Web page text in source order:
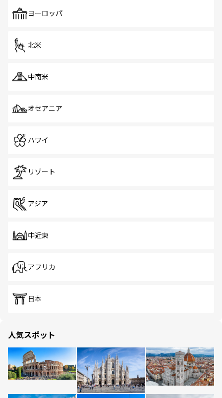
で、ホーカーズは地元の風情を楽しめる外せないスポット
ヨーロッパ
北米
中南米
オセアニア
ハワイ
リゾート
アジア
中近東
アフリカ
日本
人気スポット